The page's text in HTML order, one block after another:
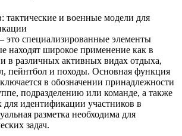
это специализированные элементы
находят широкое применение как в
в различных активных видах отдыха,
пейнтбол и походы. Основная функция
в обозначении принадлежности
подразделению или команде, а также
для идентификации участников в
разметка необходима для
задач.